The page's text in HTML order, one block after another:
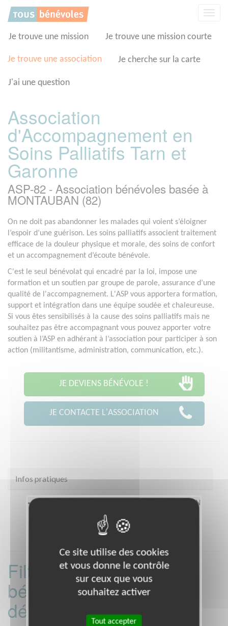
Je trouve une mission Je trouve une mission courte
Je trouve une association Je cherche sur la carte
J'ai une question
Association
d'Accompagnement en
Soins Palliatifs Tarn et
Garonne
ASP-82 - Association bénévoles basée à
MONTAUBAN (82)
On ne doit pas abandonner les malades qui voient s’éloigner
l’espoir d’une guérison. Les soins palliatifs associent traitement
efficace de la douleur physique et morale, des soins de confort
et un accompagnement d’écoute bénévole.
C'est le seul bénévolat qui encadré par la loi, impose une
formation et un soutien par groupe de parole, assurance d’une
qualité de l'accompagnement. L'ASP vous apportera formation,
support et intégration dans une équipe soudée et chaleureuse.
Si vous êtes sensibilisés à la cause des soins palliatifs mais ne
souhaitez pas être accompagnant vous pouvez apporter votre
soutien à l’ASP en adhérant à l’association pour participer à son
action (militantisme, administration, communication, etc.).
JE DEVIENS BÉNÉVOLE !
JE CONTACTE L'ASSOCIATION
Infos pratiques
68 Avenue Gambetta MONTAUBAN
Filtrer les missions
bénévoles par
département :
Panneau de gestion des cookies
Ce site utilise des cookies
et vous donne le contrôle
sur ceux que vous
souhaitez activer
Tout accepter